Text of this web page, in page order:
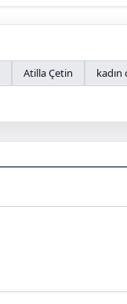
Atilla Çetin
kadın